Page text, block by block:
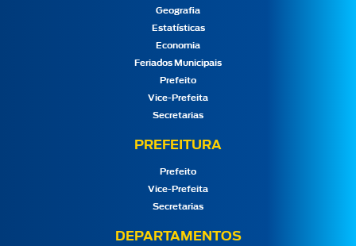
Geografia
Estatísticas
Economia
Feriados Municipais
Prefeito
Vice-Prefeita
Secretarias
PREFEITURA
Prefeito
Vice-Prefeita
Secretarias
DEPARTAMENTOS